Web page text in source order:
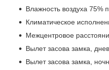
Влажность воздуха 75%
Климатическое
Межцентровое
Вылет засова замка,
Вылет засова замка,